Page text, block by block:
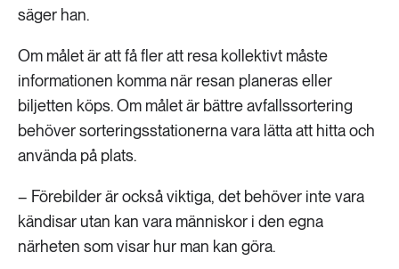
säger han.
Om målet är att få fler att resa kollektivt måste
informationen komma när resan planeras eller
biljetten köps. Om målet är bättre avfallssortering
behöver sorteringsstationerna vara lätta att hitta och
använda på plats.
– Förebilder är också viktiga, det behöver inte vara
kändisar utan kan vara människor i den egna
närheten som visar hur man kan göra.